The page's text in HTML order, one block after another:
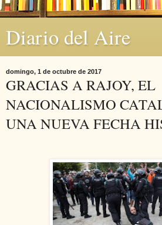
Diario del Aire
domingo, 1 de octubre de 2017
GRACIAS A RAJOY, EL
NACIONALISMO
UNA NUEVA FECHA